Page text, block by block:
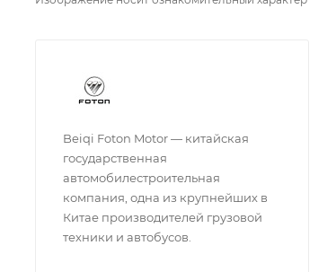
Beiqi Foton Motor — китайская
государственная
автомобилестроительная
компания, одна из крупнейших в
Китае производителей грузовой
техники и автобусов.